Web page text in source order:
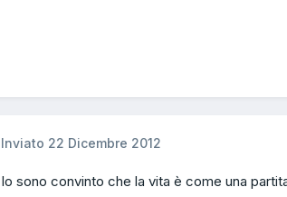
Inviato 22 Dicembre 2012
Io sono convinto che la vita è come una